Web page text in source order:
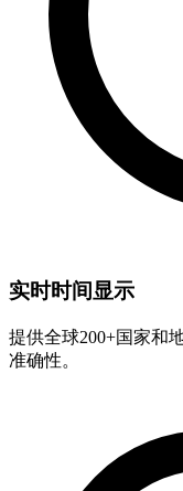
实时时间显示
提供全球200+国家和
准确性。